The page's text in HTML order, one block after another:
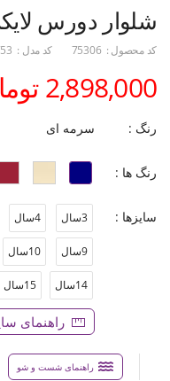
شلوار دورس
کد محصول : 75306 کد مدل :
2,898,000 تومان
رنگ : سرمه ای
رنگ ها :
سایزها : 3سال 4سال
9سال 10سال
14سال 15سال
راهنمای
راهنمای شست و شو